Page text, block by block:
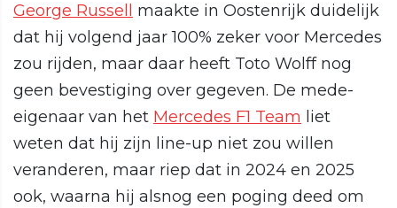
George Russell maakte in Oostenrijk duidelijk
dat hij volgend jaar 100% zeker voor Mercedes
zou rijden, maar daar heeft Toto Wolff nog
geen bevestiging over gegeven. De mede-
eigenaar van het Mercedes F1 Team liet
weten dat hij zijn line-up niet zou willen
veranderen, maar riep dat in 2024 en 2025
ook, waarna hij alsnog een poging deed om